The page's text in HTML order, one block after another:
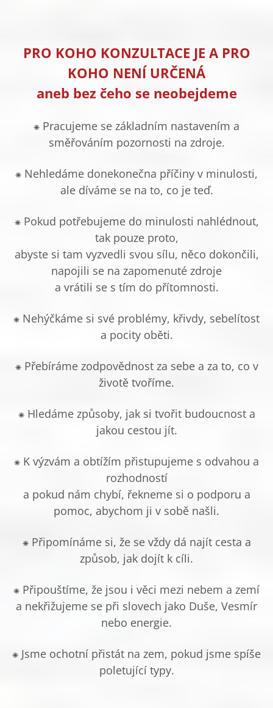
PRO KOHO KONZULTACE JE A PRO
KOHO NENÍ URČENÁ
aneb bez čeho se neobejdeme
⁕ Pracujeme se základním nastavením a
směřováním pozornosti na zdroje.
⁕ Nehledáme donekonečna příčiny v minulosti,
ale díváme se na to, co je teď.
⁕ Pokud potřebujeme do minulosti nahlédnout,
tak pouze proto,
abyste si tam vyzvedli svou sílu, něco dokončili,
napojili se na zapomenuté zdroje
a vrátili se s tím do přítomnosti.
⁕ Nehýčkáme si své problémy, křivdy, sebelítost
a pocity oběti.
⁕ Přebíráme zodpovědnost za sebe a za to, co v
životě tvoříme.
⁕ Hledáme způsoby, jak si tvořit budoucnost a
jakou cestou jít.
⁕ K výzvám a obtížím přistupujeme s odvahou a
rozhodností
a pokud nám chybí, řekneme si o podporu a
pomoc, abychom ji v sobě našli.
⁕ Připomínáme si, že se vždy dá najít cesta a
způsob, jak dojít k cíli.
⁕ Připouštíme, že jsou i věci mezi nebem a zemí
a nekřižujeme se při slovech jako Duše, Vesmír
nebo energie.
⁕ Jsme ochotní přistát na zem, pokud jsme spíše
poletující typy.